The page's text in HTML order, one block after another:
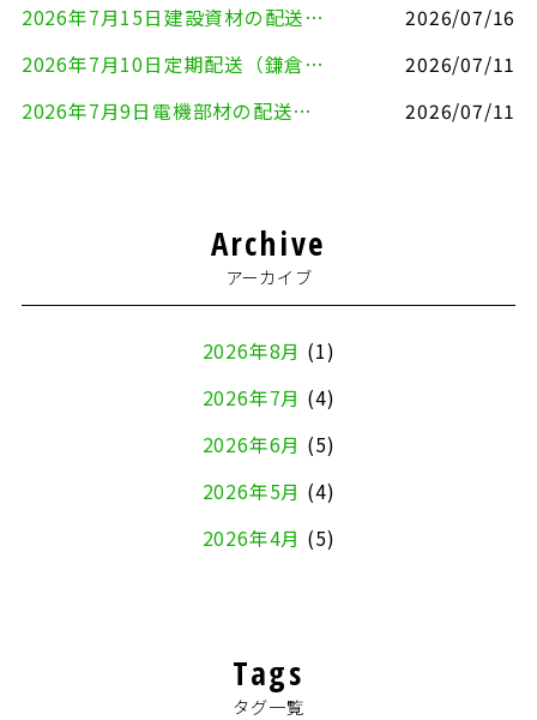
2026年7月15日建設資材の配送（横浜市金沢区⇒横須賀市）
2026/07/16
2026年7月10日定期配送（鎌倉市⇔大田区）
2026/07/11
2026年7月9日電機部材の配送（横浜市戸塚区⇒品川区）
2026/07/11
Archive
アーカイブ
2026年8月 (1)
2026年7月 (4)
2026年6月 (5)
2026年5月 (4)
2026年4月 (5)
2026年1月
Tags
タグ一覧